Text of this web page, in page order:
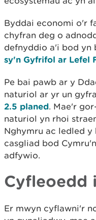
Byddai economi o'r
chyfran deg o
defnyddio a'i bod yn
sy'n Gyfrifol ar Lefel
Pe bai pawb ar y
naturiol ar yr un
2.5 planed. Mae'r
naturiol yn rhoi
Nghymru ac ledled y
casgliad bod
adfywio.
Cyfleoedd
Er mwyn cyflawni'r